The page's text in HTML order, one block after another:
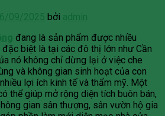
09/2025 bởi admin
đang là sản phẩm được nhiều
biệt là tại các đô thị lớn như Cần
nó không chỉ dừng lại ở việc che
và không gian sinh hoạt của con
lợi ích kinh tế và thẩm mỹ. Một
thể giúp mở rộng diện tích buôn bán,
gian sân thượng, sân vườn hộ gia